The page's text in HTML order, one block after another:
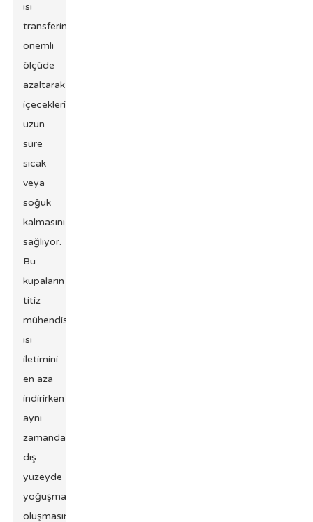
ısı
transferini
önemli
ölçüde
azaltarak
içeceklerin
uzun
süre
sıcak
veya
soğuk
kalmasını
sağlıyor.
Bu
kupaların
titiz
mühendisliği,
ısı
iletimini
en aza
indirirken
aynı
zamanda
dış
yüzeyde
yoğuşma
oluşmasını